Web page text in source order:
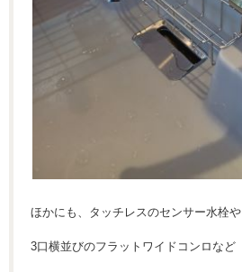
ほかにも、タッチレスのセンサー水栓や
3口横並びのフラットワイドコンロなど